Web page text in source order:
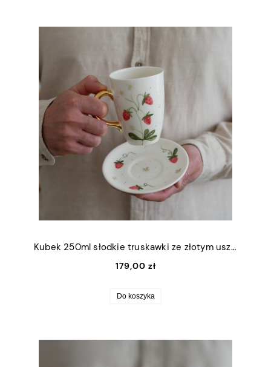
Kubek 250ml słodkie truskawki ze złotym uszkiem + talerzyk 12,5cm
179,00 zł
Do koszyka